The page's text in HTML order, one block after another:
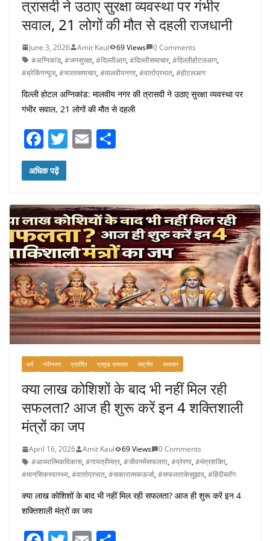
त्रासदी ने उठाए सुरक्षा व्यवस्था पर गंभीर
सवाल, 21 लोगों की मौत से दहली राजधानी
June 3, 2026 Amit Kaul 69 Views
0 Comments
#अग्निकांड,#जनसुरक्षा,#दिल्लीआग,#दिल्लीसमाचार,#दिल्लीहोटलआग,
#ब्रेकिंगन्यूज,#भारतसमाचार,#मालवीयनगर,#वार्ताप्रभात,#होटलआग
दिल्ली होटल अग्निकांड: मालवीय नगर की त्रासदी ने उठाए सुरक्षा व्यवस्था पर
गंभीर सवाल, 21 लोगों की मौत से दहली
F
a
c
b
o
o
k
T E
अधिक पढ़ें
धर्म नवीनतम प्रदर्शित प्रमुख समाचार राष्ट्रीय समाचार
क्या लाख कोशिशों के बाद भी नहीं मिल रही
सफलता? आज ही शुरू करें इन 4 शक्तिशाली
मंत्रों का जप
April 16, 2026 Amit Kaul 69 Views
0 Comments
#आध्यात्मिकविकास,#गायत्रीमंत्र,#जीवनमेंसफलता,#प्रेरणा,#मंत्रशक्ति,
#मानसिकस्वास्थ्य,#वार्ताप्रभात,#सकारात्मकऊर्जा,#सफलताकेसुझाव,#हिंदीब्लॉग
क्या लाख कोशिशों के बाद भी नहीं मिल रही सफलता? आज ही शुरू करें इन 4
शक्तिशाली मंत्रों का जप